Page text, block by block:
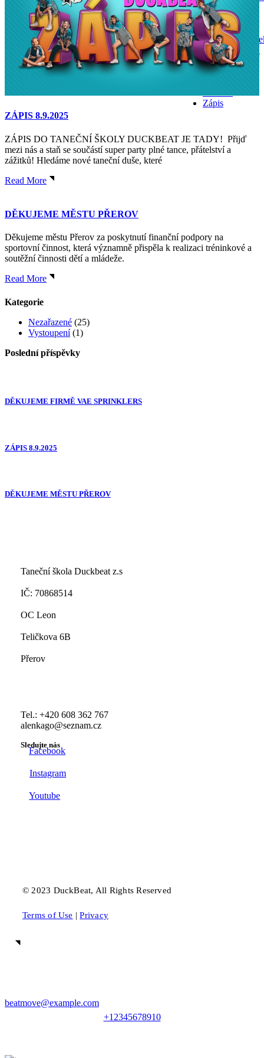
Lektoři
KURZY
Rozvrh
KURZY
Fitness
Nabízíme
Zápis
ZÁPIS 8.9.2025
ZÁPIS DO TANEČNÍ ŠKOLY DUCKBEAT JE TADY! Přijď
mezi nás a staň se součástí super party plné tance, přátelství a
zážitků! Hledáme nové taneční duše, které
Read More
DĚKUJEME MĚSTU PŘEROV
Děkujeme městu Přerov za poskytnutí finanční podpory na
sportovní činnost, která významně přispěla k realizaci tréninkové a
soutěžní činnosti dětí a mládeže.
Read More
Kategorie
Nezařazené (25)
Vystoupení(1)
Poslední příspěvky
DĚKUJEME FIRMĚ VAE SPRINKLERS
ZÁPIS 8.9.2025
DĚKUJEME MĚSTU PŘEROV
Taneční škola Duckbeat z.s
IČ: 70868514
OC Leon
Teličkova 6B
Přerov
Tel.: +420 608 362 767
alenkago@seznam.cz
Sledujte nás
Facebook
Instagram
Youtube
© 2023 DuckBeat, All Rights Reserved
Terms of Use |Privacy
beatmove@example.com
+12345678910